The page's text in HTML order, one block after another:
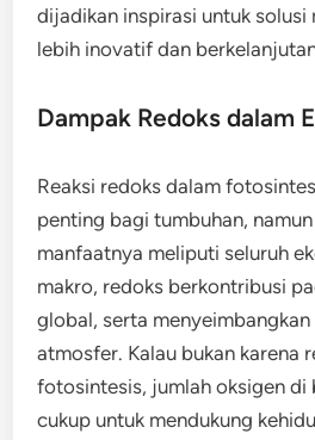
dijadikan inspirasi untuk solusi
lebih inovatif dan
Dampak Redoks dalam
Reaksi redoks dalam
penting bagi tumbuhan,
manfaatnya meliputi seluruh
makro, redoks berkontribusi
global, serta
atmosfer. Kalau bukan karena
fotosintesis, jumlah oksigen di
cukup untuk mendukung